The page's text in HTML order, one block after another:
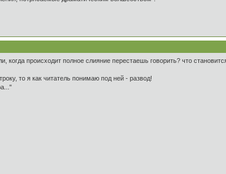
происходит полное слияние перестаешь говорить? что
то я как читатель понимаю под ней - развод!